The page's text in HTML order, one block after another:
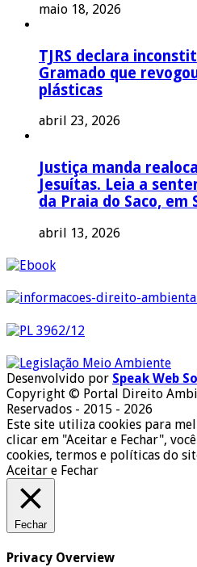
maio 18, 2026
TJRS declara
Gramado que
plásticas
abril 23, 2026
Justiça manda
Jesuítas. Leia a
da Praia do Saco, em
abril 13, 2026
Desenvolvido por Speak Web
Copyright © Portal Direito
Reservados - 2015 - 2026
Este site utiliza cookies para
clicar em "Aceitar e Fechar",
cookies, termos e políticas do
Aceitar e Fechar
Fechar
Privacy Overview